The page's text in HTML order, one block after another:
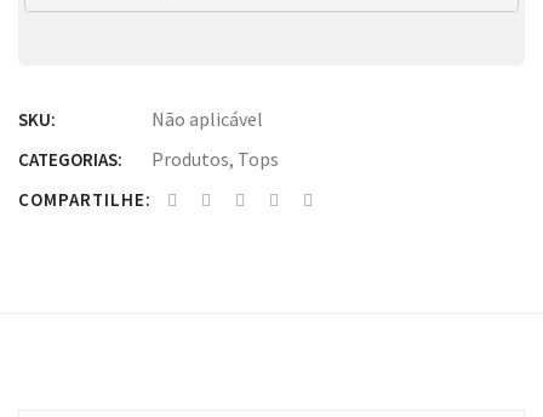
SKU: Não aplicável
CATEGORIAS: Produtos, Tops
COMPARTILHE: